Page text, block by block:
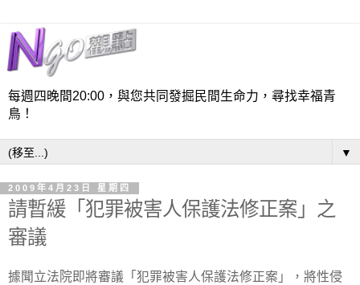
每週四晚間20:00，與您共同發掘民間生命力，尋找幸福青
鳥！
▼
2009年4月23日 星期四
請暫緩「犯罪被害人保護法修正案」之
審議
據聞立法院即將審議「犯罪被害人保護法修正案」，將性侵